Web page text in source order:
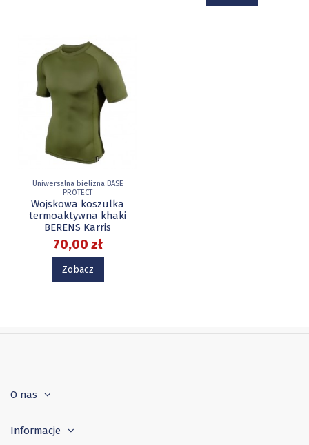
Uniwersalna bielizna BASE
PROTECT
Wojskowa koszulka
termoaktywna khaki
BERENS Karris
70,00 zł
Zobacz
O nas
Informacje